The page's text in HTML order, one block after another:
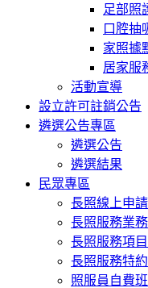
足部照
口腔抽
家照據
居家服
活動宣導
設立許可註銷公告
遴選公告專區
遴選公告
遴選結果
民眾專區
長照線上申請
長照服務業
長照服務項目
長照服務特
照服員自費